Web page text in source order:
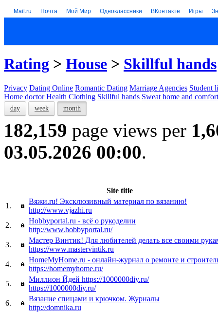
Mail.ru Почта Мой Мир Одноклассники ВКонтакте Игры
Rating > House > Skillful hands
Privacy Dating Online Romantic Dating Marriage Agencies Student
Home doctor Health Clothing Skillful hands Sweat home and comfort
day week month
182,159 page views per
03.05.2026 00:00.
Site title
1.
Вяжи.ru! Эксклюзивный материал по вязанию!
http://www.vjazhi.ru
2.
Hobbyportal.ru - всё о рукоделии
http://www.hobbyportal.ru/
3.
Мастер Винтик! Для любителей делать все своими
https://www.mastervintik.ru
4.
HomeMyHome.ru - онлайн-журнал о ремонте и
https://homemyhome.ru/
5.
Миллион Йдей https://1000000diy.ru/
https://1000000diy.ru/
6.
Вязание спицами и крючком. Журналы
http://domnika.ru